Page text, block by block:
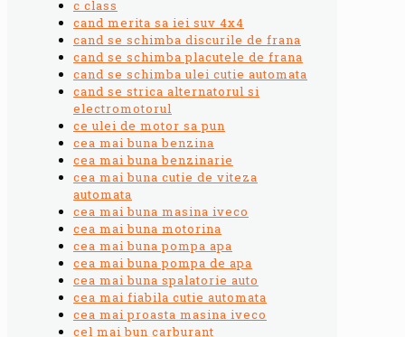
c class
cand merita sa iei suv 4x4
cand se schimba discurile de frana
cand se schimba placutele de frana
cand se schimba ulei cutie automata
cand se strica alternatorul si
electromotorul
ce ulei de motor sa pun
cea mai buna benzina
cea mai buna benzinarie
cea mai buna cutie de viteza
automata
cea mai buna masina iveco
cea mai buna motorina
cea mai buna pompa apa
cea mai buna pompa de apa
cea mai buna spalatorie auto
cea mai fiabila cutie automata
cea mai proasta masina iveco
cel mai bun carburant